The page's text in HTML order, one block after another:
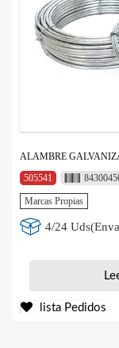
ALAMBRE
505541
Marcas Propias
4/24
lista Pedidos